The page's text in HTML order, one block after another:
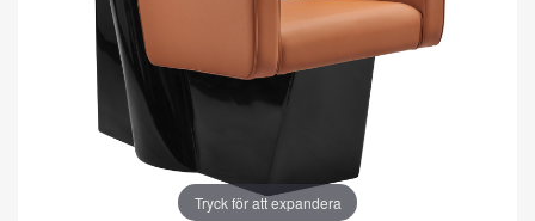
Tryck för att expandera